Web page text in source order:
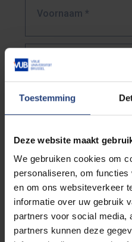
Toestemming
Deze website maakt
We gebruiken cookies om
personaliseren, om
en om ons websiteverkeer
informatie over uw gebruik
partners voor social media,
partners kunnen deze
Voornaam *
Achternaam
E-mailadres*
Straat en nummer*
Postcode*